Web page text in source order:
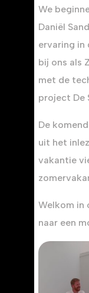
We
Daniël
ervaring in
bij ons als
met de
project De
De
uit het
vakantie
Welkom in
naar een